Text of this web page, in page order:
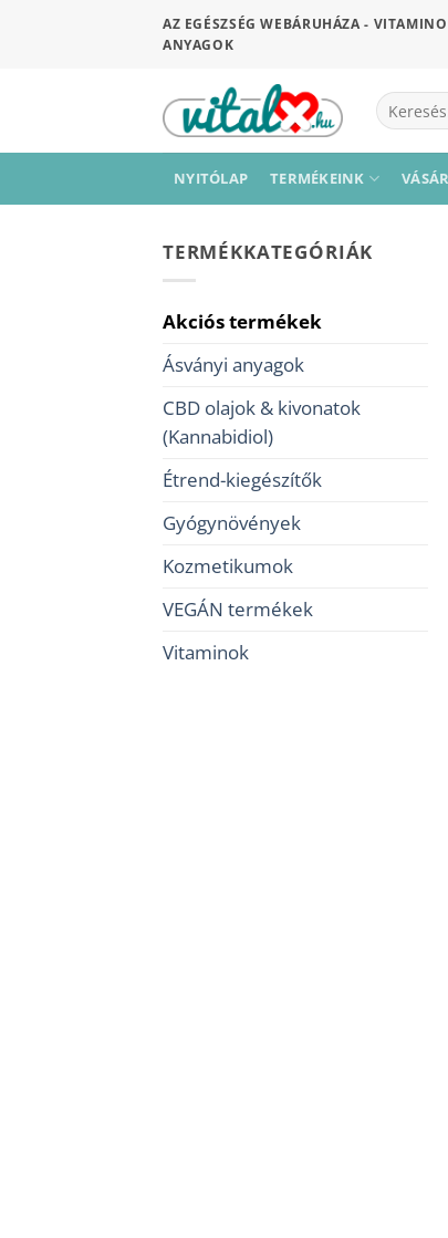
AZ EGÉSZSÉG WEBÁRUHÁZA -
ANYAGOK
Keresés
a
NYITÓLAP TERMÉKEINK
TERMÉKKATEGÓRIÁK
Akciós termékek
Ásványi anyagok
CBD olajok & kivonatok
(Kannabidiol)
Étrend-kiegészítők
Gyógynövények
Kozmetikumok
VEGÁN termékek
Vitaminok